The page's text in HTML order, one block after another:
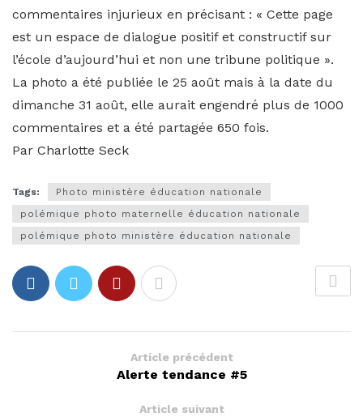
commentaires injurieux en précisant : « Cette page
est un espace de dialogue positif et constructif sur
l’école d’aujourd’hui et non une tribune politique ».
La photo a été publiée le 25 août mais à la date du
dimanche 31 août, elle aurait engendré plus de 1000
commentaires et a été partagée 650 fois.
Par Charlotte Seck
Tags:
Photo ministère éducation nationale
polémique photo maternelle éducation nationale
polémique photo ministère éducation nationale
Article précédent
Alerte tendance #5
Article suivant